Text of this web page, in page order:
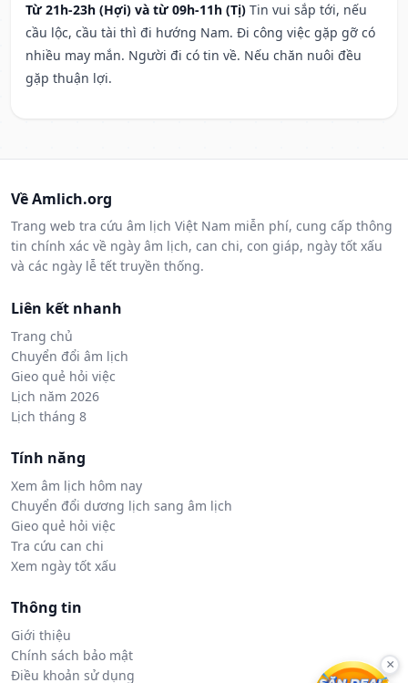
Từ 21h-23h (Hợi) và từ 09h-11h (Tị) Tin vui sắp tới, nếu
cầu lộc, cầu tài thì đi hướng Nam. Đi công việc gặp gỡ có
nhiều may mắn. Người đi có tin về. Nếu chăn nuôi đều
gặp thuận lợi.
Về Amlich.org
Trang web tra cứu âm lịch Việt Nam miễn phí, cung cấp thông
tin chính xác về ngày âm lịch, can chi, con giáp, ngày tốt xấu
và các ngày lễ tết truyền thống.
Liên kết nhanh
Trang chủ
Chuyển đổi âm lịch
Gieo quẻ hỏi việc
Lịch năm 2026
Lịch tháng 8
Tính năng
Xem âm lịch hôm nay
Chuyển đổi dương lịch sang âm lịch
Gieo quẻ hỏi việc
Tra cứu can chi
Xem ngày tốt xấu
Thông tin
Giới thiệu
Chính sách bảo mật
Điều khoản sử dụng
×